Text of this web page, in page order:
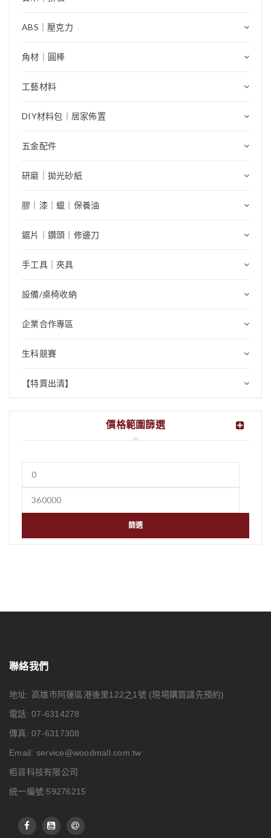
ABS｜壓克力
角材｜圓棒
工藝材料
DIY材料包｜居家佈置
五金配件
研磨｜拋光砂紙
膠｜漆｜蠟｜保養油
鋸片｜鑽頭｜修邊刀
手工具｜夾具
設備/桌椅收納
企業合作專區
生科競賽
【特賣出清】
價格範圍篩選
篩選
聯絡我們
地址: 高雄市阿蓮區港後里122之1號 (現場購買請先預約)
電話: 07-6314278
傳真: 07-6317308
Email: service@woodmall.com.tw
栢貨科技有限公司
統一編號:59276215